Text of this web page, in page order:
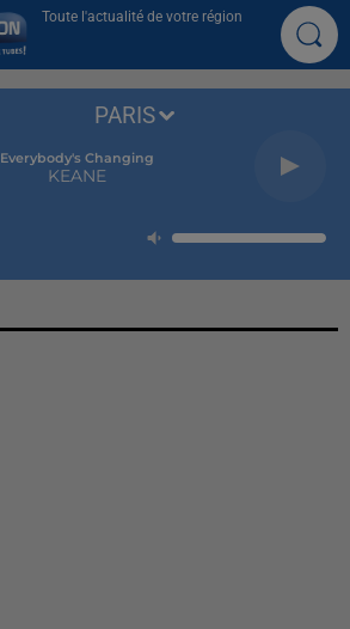
Toute l'actualité de votre région
Everybody's Changing
KEANE
PARIS